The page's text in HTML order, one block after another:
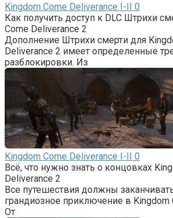
Kingdom Come Deliverance I-II 0
Как получить доступ к DLC Штрихи
Come Deliverance 2
Дополнение Штрихи смерти для
Deliverance 2 имеет определенные
разблокировки. Из
Kingdom Come Deliverance I-II 0
Всё, что нужно знать о концовках
Deliverance 2
Все путешествия должны
грандиозное приключение в Kingdom
От